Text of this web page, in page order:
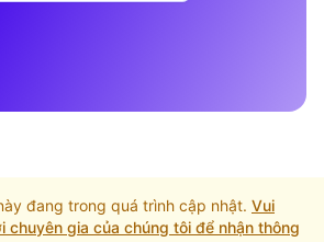
đang trong quá trình cập nhật. Vui
chuyên gia của chúng tôi để nhận thông